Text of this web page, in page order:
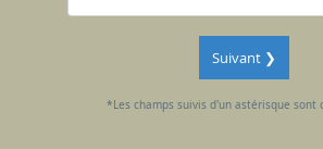
Suivant ❯
*Les champs suivis d'un astérisque sont